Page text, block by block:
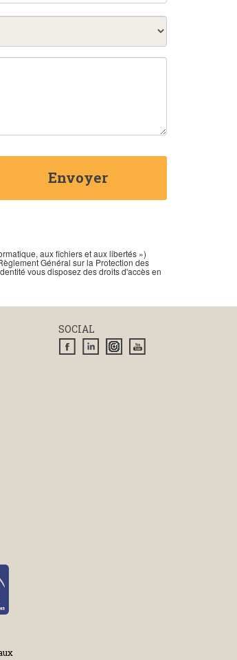
Envoyer
aux fichiers et aux libertés »)
Général sur la Protection des
vous disposez des droits d'accès en
SOCIAL